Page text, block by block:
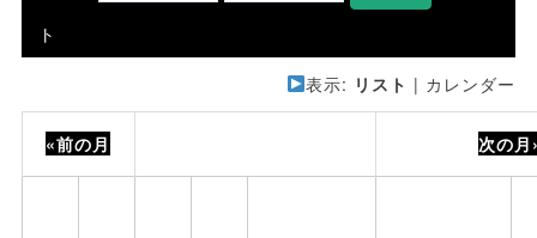
ト
表示: リスト | カレンダー
«前の月 次の